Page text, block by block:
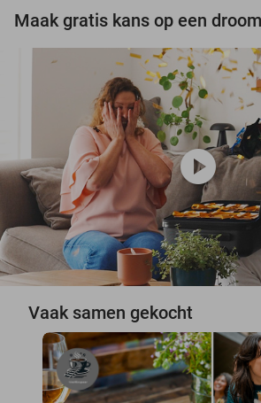
play_circle
Vaak samen gekocht